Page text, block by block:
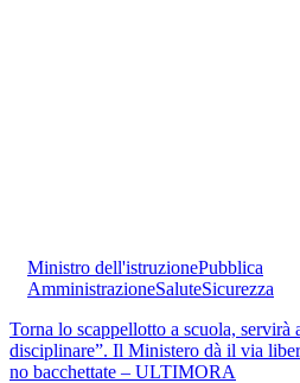
Ministro dell'istruzionePubblica
AmministrazioneSaluteSicurezza
Torna lo scappellotto a scuola, servirà
disciplinare”. Il Ministero dà il via
no bacchettate – ULTIMORA